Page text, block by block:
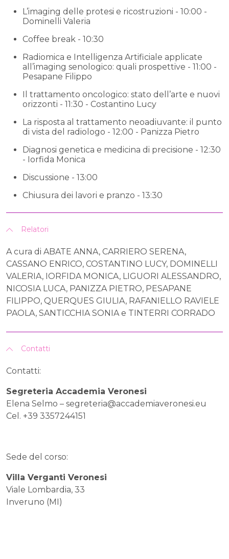
L’imaging delle protesi e ricostruzioni - 10:00 -
Dominelli Valeria
Coffee break - 10:30
Radiomica e Intelligenza Artificiale applicate
all’imaging senologico: quali prospettive - 11:00 -
Pesapane Filippo
Il trattamento oncologico: stato dell’arte e nuovi
orizzonti - 11:30 - Costantino Lucy
La risposta al trattamento neoadiuvante: il punto
di vista del radiologo - 12:00 - Panizza Pietro
Diagnosi genetica e medicina di precisione - 12:30
- Iorfida Monica
Discussione - 13:00
Chiusura dei lavori e pranzo - 13:30
Relatori
A cura di ABATE ANNA, CARRIERO SERENA,
CASSANO ENRICO, COSTANTINO LUCY, DOMINELLI
VALERIA, IORFIDA MONICA, LIGUORI ALESSANDRO,
NICOSIA LUCA, PANIZZA PIETRO, PESAPANE
FILIPPO, QUERQUES GIULIA, RAFANIELLO RAVIELE
PAOLA, SANTICCHIA SONIA e TINTERRI CORRADO
Contatti
Contatti:
Segreteria Accademia Veronesi
Elena Selmo – segreteria@accademiaveronesi.eu
Cel. +39 3357244151
Sede del corso:
Villa Verganti Veronesi
Viale Lombardia, 33
Inveruno (MI)